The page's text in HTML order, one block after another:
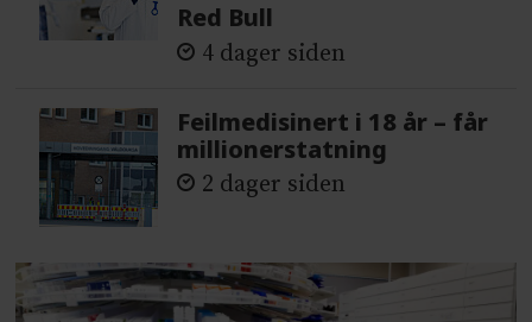
Red Bull
4 dager siden
Feilmedisinert i 18 år – får
millionerstatning
2 dager siden